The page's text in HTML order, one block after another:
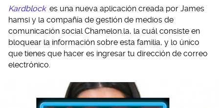
Kardblock es una nueva aplicación creada por James
hamsi y la compañía de gestión de medios de
comunicación social Chamelon.la, la cuál consiste en
bloquear la información sobre esta familia, y lo único
que tienes que hacer es ingresar tu dirección de correo
electrónico.